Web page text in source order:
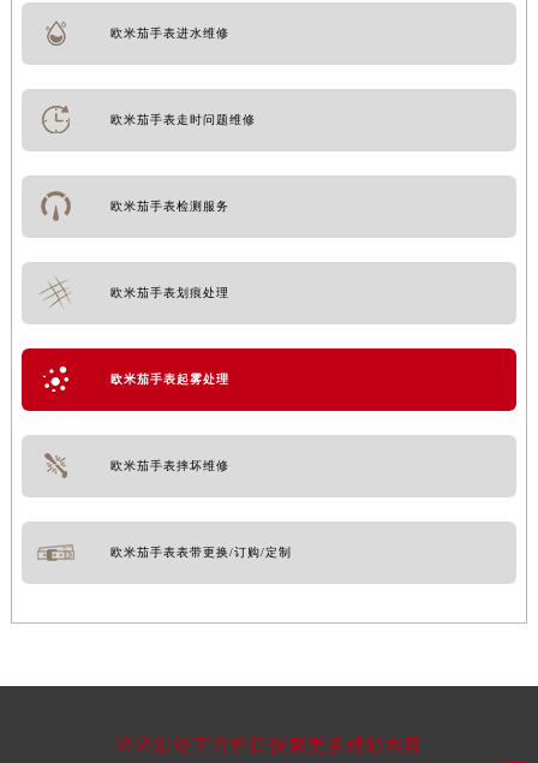
欧米茄手表进水维修
欧米茄手表走时问题维修
欧米茄手表检测服务
欧米茄手表划痕处理
欧米茄手表起雾处理
欧米茄手表摔坏维修
欧米茄手表表带更换/订购/定制
轻轻滑动下方栏目探索更多精彩内容